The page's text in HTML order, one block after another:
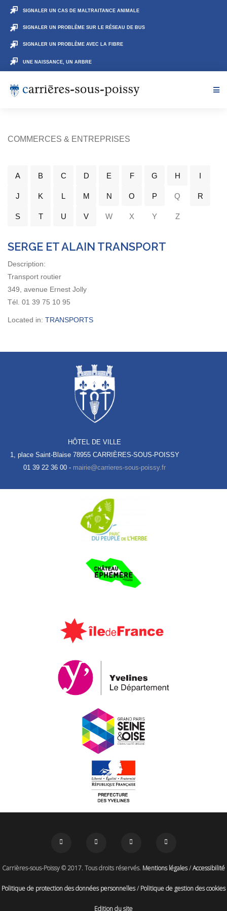
SIGNALER UN CAS DE MALTRAITANCE ANIMALE
SIGNALER UN PROBLÈME SUR LE RÉSEAU DE BUS
SIGNALER UN PROBLÈME AVEC LA FIBRE
UNE NAISSANCE, UN ARBRE
COMMERCES & ENTREPRISES
A B C D E F G H I
J K L M N O P Q R
S T U V W X Y Z
SERGE ET ALAIN TRANSPORT
Description:
Transport routier
349, avenue Ernest Jolly
Tél. 01 39 75 10 95
Located in: TRANSPORTS
HÔTEL DE VILLE
1, place Saint-Blaise 78955 CARRIÈRES-SOUS-POISSY
01 39 22 36 00 -
Carrières-sous-Poissy © 2017. Tous droits réservés. Mentions légales/Accessibilité
Politique de protection des données personnelles/Politique de gestion des cookies
Edition du site